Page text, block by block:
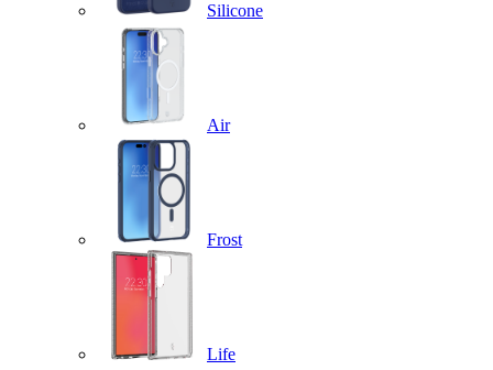
Silicone
Air
Frost
Life